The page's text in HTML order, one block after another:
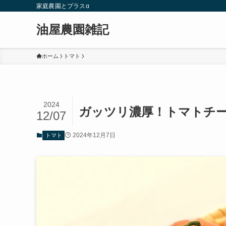
家庭農園とプラスα
油屋農園雑記
ホーム トマト
ガッツリ濃厚！トマトチ
2024
12/07
トマト 2024年12月7日